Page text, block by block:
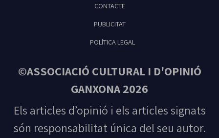
CONTACTE
PUBLICITAT
POLÍTICA LEGAL
©ASSOCIACIÓ CULTURAL I D'OPINIÓ
GANXONA 2026
Els articles d’opinió i els articles signats
són responsabilitat única del seu autor.